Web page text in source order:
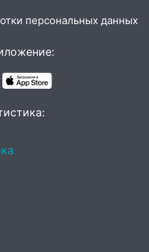
звезды
суд
руководству
за махинации на
на
убрали
и
персональных данных